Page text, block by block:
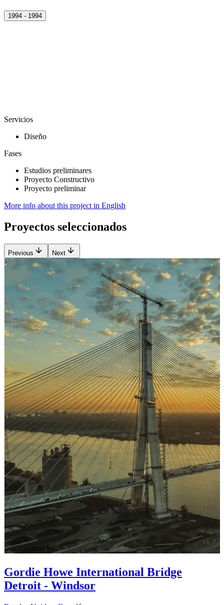
1994 - 1994
Servicios
Diseño
Fases
Estudios preliminares
Proyecto Constructivo
Proyecto preliminar
More info about this project in English
Proyectos seleccionados
Previous Next
Gordie Howe International Bridge
Detroit - Windsor